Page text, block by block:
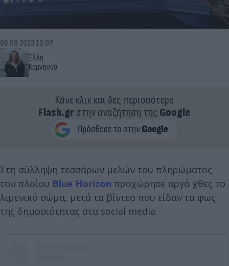
Έλλη
Κομνηνού
06.09.2023 10:07
Κάνε κλικ και δες περισσότερο
Flash.grστην αναζήτηση της Google
Στη σύλληψη τεσσάρων μελών του πληρώματος
του πλοίου Blue Horizon προχώρησε αργά χθες το
λιμενικό σώμα, μετά τα βίντεο που είδαν τα φως
της δημοσιότητας στα social media.